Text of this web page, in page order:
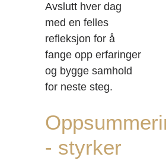
Avslutt hver dag
med en felles
refleksjon for å
fange opp erfaringer
og bygge samhold
for neste steg.
- styrker